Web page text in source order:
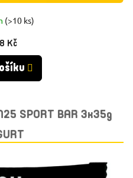
(>10 ks)
Kč
SPORT BAR 3x35g